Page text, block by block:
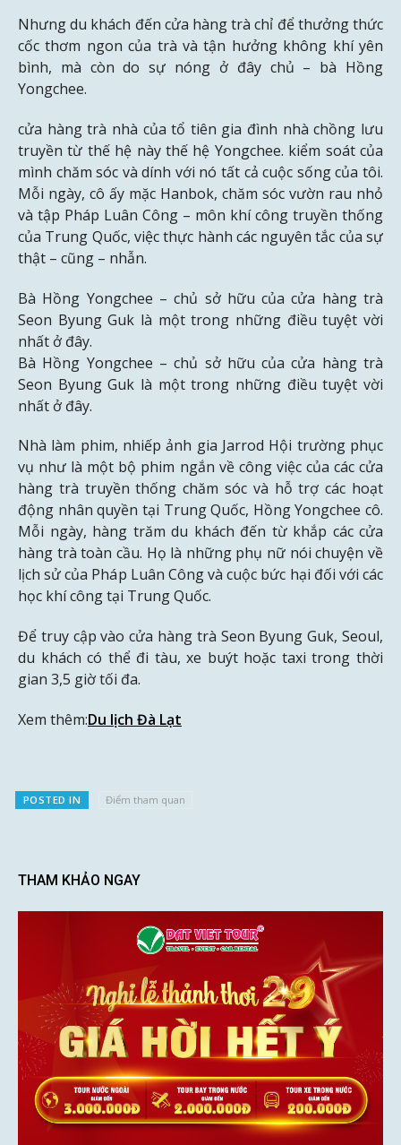
Nhưng du khách đến cửa hàng trà chỉ để thưởng thức
cốc thơm ngon của trà và tận hưởng không khí yên
bình, mà còn do sự nóng ở đây chủ – bà Hồng
Yongchee.
cửa hàng trà nhà của tổ tiên gia đình nhà chồng lưu
truyền từ thế hệ này thế hệ Yongchee. kiểm soát của
mình chăm sóc và dính với nó tất cả cuộc sống của tôi.
Mỗi ngày, cô ấy mặc Hanbok, chăm sóc vườn rau nhỏ
và tập Pháp Luân Công – môn khí công truyền thống
của Trung Quốc, việc thực hành các nguyên tắc của sự
thật – cũng – nhẫn.
Bà Hồng Yongchee – chủ sở hữu của cửa hàng trà
Seon Byung Guk là một trong những điều tuyệt vời
nhất ở đây.
Bà Hồng Yongchee – chủ sở hữu của cửa hàng trà
Seon Byung Guk là một trong những điều tuyệt vời
nhất ở đây.
Nhà làm phim, nhiếp ảnh gia Jarrod Hội trường phục
vụ như là một bộ phim ngắn về công việc của các cửa
hàng trà truyền thống chăm sóc và hỗ trợ các hoạt
động nhân quyền tại Trung Quốc, Hồng Yongchee cô.
Mỗi ngày, hàng trăm du khách đến từ khắp các cửa
hàng trà toàn cầu. Họ là những phụ nữ nói chuyện về
lịch sử của Pháp Luân Công và cuộc bức hại đối với các
học khí công tại Trung Quốc.
Để truy cập vào cửa hàng trà Seon Byung Guk, Seoul,
du khách có thể đi tàu, xe buýt hoặc taxi trong thời
gian 3,5 giờ tối đa.
Xem thêm:Du lịch Đà Lạt
POSTED IN Điểm tham quan
THAM KHẢO NGAY